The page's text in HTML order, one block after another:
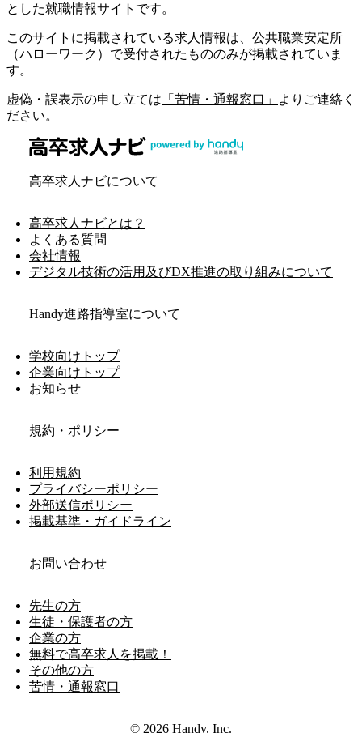
とした就職情報サイトです。
このサイトに掲載されている求人情報は、公共職業安定所
（ハローワーク）で受付されたもののみが掲載されていま
す。
虚偽・誤表示の申し立ては 「苦情・通報窓口」
よりご連絡く
ださい。
高卒求人ナビについて
高卒求人ナビとは？
よくある質問
会社情報
デジタル技術の活用及びDX推進の取り組みについて
Handy進路指導室について
学校向けトップ
企業向けトップ
お知らせ
規約・ポリシー
利用規約
プライバシーポリシー
外部送信ポリシー
掲載基準・ガイドライン
お問い合わせ
先生の方
生徒・保護者の方
企業の方
無料で高卒求人を掲載！
その他の方
苦情・通報窓口
© 2026 Handy, Inc.